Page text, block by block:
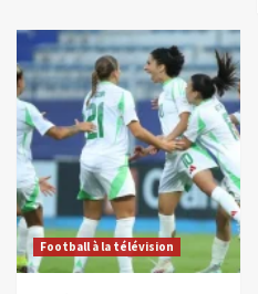
Football à la télévision